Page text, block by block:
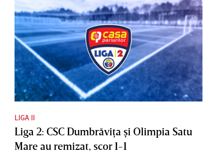
LIGA II
Liga 2: CSC Dumbrăviţa şi Olimpia Satu
Mare au remizat, scor 1-1